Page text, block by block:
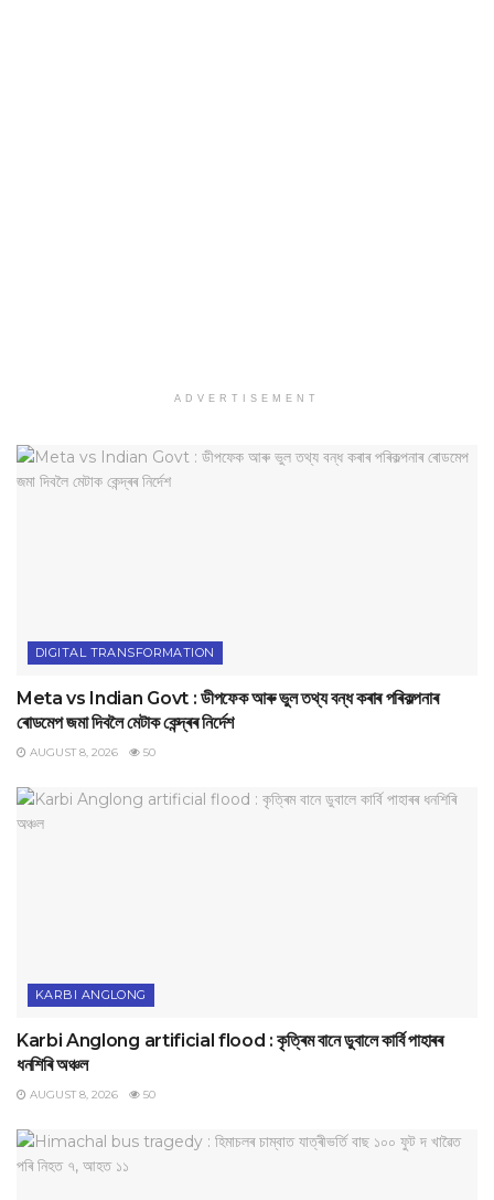
ADVERTISEMENT
DIGITAL TRANSFORMATION
Meta vs Indian Govt : ডীপফেক আৰু ভুল তথ্য বন্ধ কৰাৰ পৰিকল্পনাৰ
ৰোডমেপ জমা দিবলৈ মেটাক কেন্দ্ৰৰ নিৰ্দেশ
AUGUST 8, 2026 50
KARBI ANGLONG
Karbi Anglong artificial flood : কৃত্ৰিম বানে ডুবালে কাৰ্বি পাহাৰৰ
ধনশিৰি অঞ্চল
AUGUST 8, 2026 50